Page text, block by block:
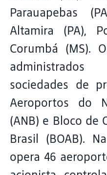
Parauapebas
Altamira (PA),
Corumbá (MS).
sociedades de
Aeroportos do
(ANB) e Bloco de
Brasil (BOAB).
opera 46